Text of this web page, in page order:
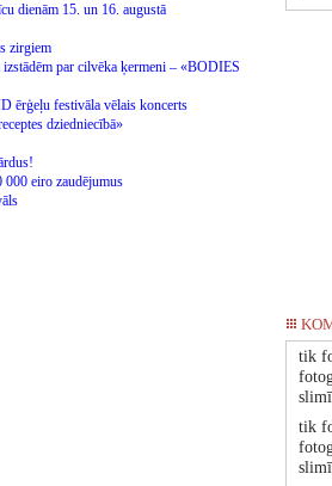
dienām 15. un 16. augustā
zirgiem
izstādēm par cilvēka ķermeni – «BODIES
ērģeļu festivāla vēlais koncerts
dziedniecībā»
eiro zaudējumus
tik
tik